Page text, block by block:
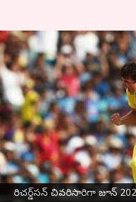
రిచర్డ్‌సన్ చివరిసారిగా జూన్
టీమిండియాతో
ఆస్ట్రేలియాకు
వ్రాసిన వారు Jayachandra Akuri
ఈ వార్తాకథనం ఏంటి
మార్చి 17 నుంచి
మ్యాచ్‌ల వన్డే సిరీస్‌ను
ఆస్ట్రేలియాకు భారీ షాక్